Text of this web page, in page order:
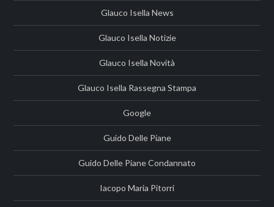
Glauco Isella News
Glauco Isella Notizie
Glauco Isella Novità
Glauco Isella Rassegna Stampa
Google
Guido Delle Piane
Guido Delle Piane Condannato
Iacopo Maria Pitorri